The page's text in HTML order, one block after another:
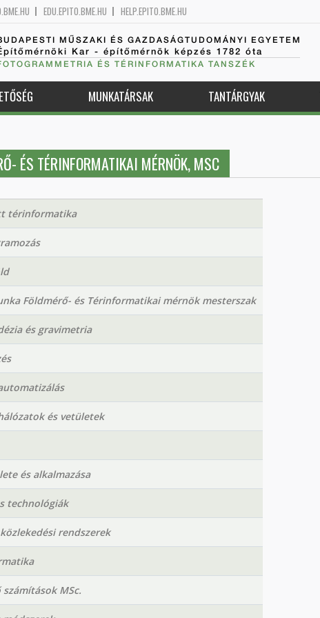
EDU.EPITO.BME.HU HELP.EPITO.BME.HU
MŰSZAKI ÉS GAZDASÁGTUDOMÁNYI EGYETEM
Kar - építőmérnök képzés 1782 óta
ÉS TÉRINFORMATIKA TANSZÉK
MUNKATÁRSAK TANTÁRGYAK
ÉS TÉRINFORMATIKAI MÉRNÖK, MSC
térinformatika
Földmérő- és Térinformatikai mérnök mesterszak
és gravimetria
és vetületek
és alkalmazása
technológiák
rendszerek
MSc.